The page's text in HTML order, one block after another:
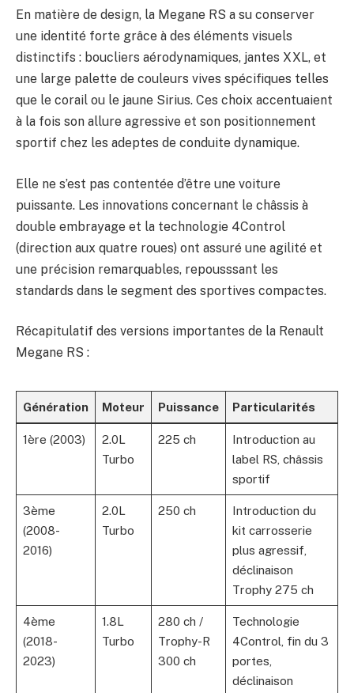
En matière de design, la Megane RS a su conserver
une identité forte grâce à des éléments visuels
distinctifs : boucliers aérodynamiques, jantes XXL, et
une large palette de couleurs vives spécifiques telles
que le corail ou le jaune Sirius. Ces choix accentuaient
à la fois son allure agressive et son positionnement
sportif chez les adeptes de conduite dynamique.
Elle ne s’est pas contentée d’être une voiture
puissante. Les innovations concernant le châssis à
double embrayage et la technologie 4Control
(direction aux quatre roues) ont assuré une agilité et
une précision remarquables, repousssant les
standards dans le segment des sportives compactes.
Récapitulatif des versions importantes de la Renault
Megane RS :
Génération Moteur Puissance Particularités
1ère (2003)
2.0L
Turbo
225 ch
Introduction au
label RS, châssis
sportif
3ème
(2008-
2016)
2.0L
Turbo
250 ch
Introduction du
kit carrosserie
plus agressif,
déclinaison
Trophy 275 ch
4ème
(2018-
2023)
1.8L
Turbo
280 ch /
Trophy-R
300 ch
Technologie
4Control, fin du 3
portes,
déclinaison